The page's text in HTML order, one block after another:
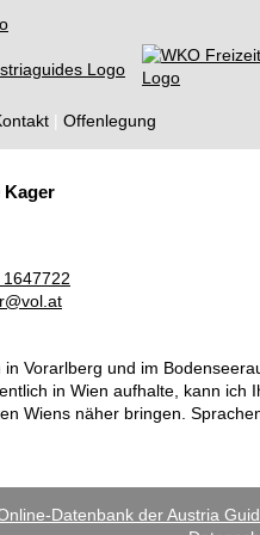
Offenlegung
Kager
Vorarlberg und im
in Wien aufhalte, kann ich
Wiens näher bringen.
Datenbank der Austria